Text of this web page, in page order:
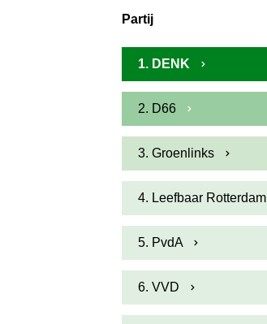
Partij
1. DENK
2. D66
3. Groenlinks
4. Leefbaar Rotterdam
5. PvdA
6. VVD